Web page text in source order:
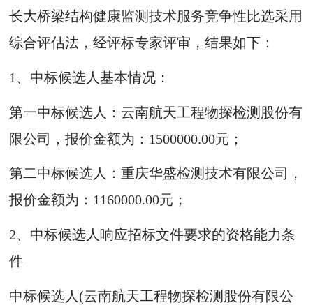
长大桥梁结构健康监测技术服务竞争性比选采用
综合评估法，经评标专家评审，结果如下：
1、中标候选人基本情况：
第一中标候选人：云南航天工程物探检测股份有
限公司，报价金额为：1500000.00元；
第二中标候选人：重庆华盛检测技术有限公司，
报价金额为：1160000.00元；
2、中标候选人响应招标文件要求的资格能力条
件
中标候选人(云南航天工程物探检测股份有限公